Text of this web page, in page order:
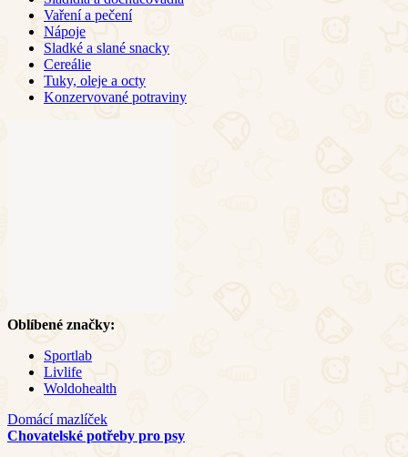
Vaření a pečení
Nápoje
Sladké a slané snacky
Cereálie
Tuky, oleje a octy
Konzervované potraviny
Oblíbené značky:
Sportlab
Livlife
Woldohealth
Domácí mazlíček
Chovatelské potřeby pro psy